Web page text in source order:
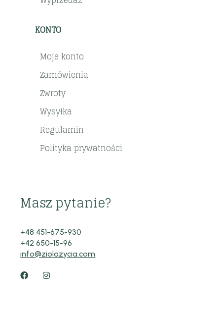
KONTO
Moje konto
Zamówienia
Zwroty
Wysyłka
Regulamin
Polityka prywatności
Masz pytanie?
+48 451-675-930
+42 650-15-96
info@ziolazycia.com